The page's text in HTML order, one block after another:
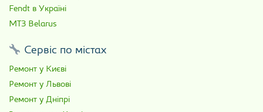
Fendt в Україні
МТЗ Belarus
Сервіс по містах
Ремонт у Києві
Ремонт у Львові
Ремонт у Дніпрі